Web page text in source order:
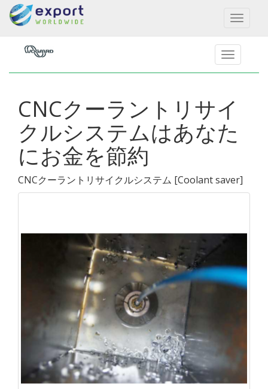
Toggle
CNCクーラントリサイ
クルシステムはあなた
にお金を節約
CNCクーラントリサイクルシステム [Coolant saver]